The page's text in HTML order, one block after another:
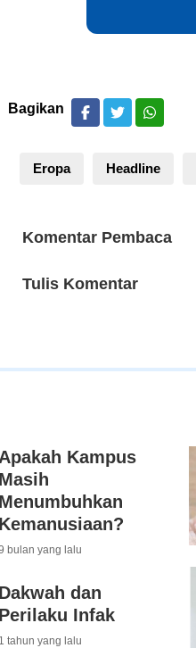
Bagikan
Eropa Headline
Komentar Pembaca
Tulis Komentar
Apakah Kampus
Masih
Menumbuhkan
Kemanusiaan?
bulan yang lalu
Dakwah dan
Perilaku Infak
1 tahun yang lalu